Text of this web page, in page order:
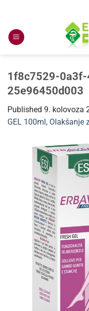
content
1f8c7529-
25e96450d003
Published 9. kolovoza
GEL 100ml, Olakšanje